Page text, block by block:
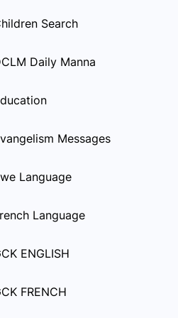
Search
Daily Manna
Messages
Language
Language
ENGLISH
FRENCH